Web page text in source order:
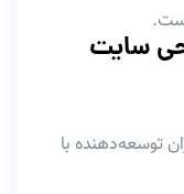
توسعه‌دهنده با